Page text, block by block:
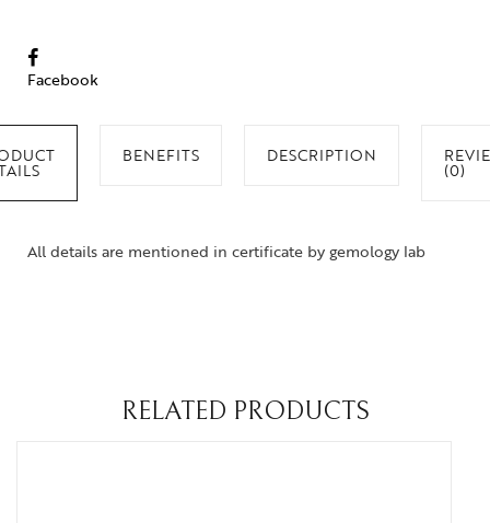
Facebook
BENEFITS DESCRIPTION
(0)
All details are mentioned in certificate by gemology lab
RELATED PRODUCTS